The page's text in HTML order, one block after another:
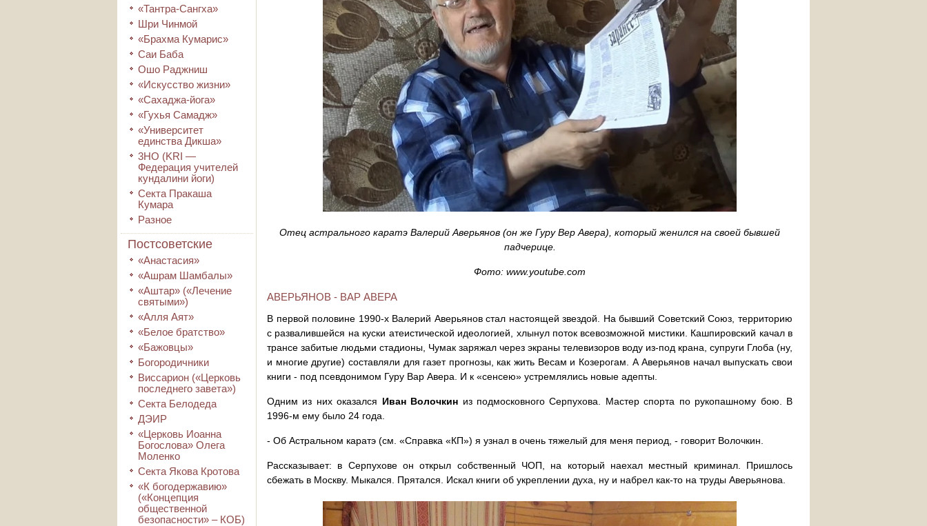
«Тантра-Сангха»
Шри Чинмой
«Брахма Кумарис»
Саи Баба
Ошо Раджниш
«Искусство жизни»
«Сахаджа-йога»
«Гухья Самадж»
«Университет
единства Дикша»
3HO (KRI ―
Федерация учителей
кундалини йоги)
Секта Пракаша
Кумара
Разное
Постсоветские
«Анастасия»
«Ашрам Шамбалы»
«Аштар» («Лечение
святыми»)
«Алля Аят»
«Белое братство»
«Бажовцы»
Богородичники
Виссарион («Церковь
последнего завета»)
Секта Белодеда
ДЭИР
«Церковь Иоанна
Богослова» Олега
Моленко
Секта Якова Кротова
«К богодержавию»
(«Концепция
общественной
безопасности» – КОБ)
Отец астрального каратэ Валерий Аверьянов (он же Гуру Вер Авера), который женился на своей бывшей
падчерице.
Фото: www.youtube.com
АВЕРЬЯНОВ - ВАР АВЕРА
В первой половине 1990-х Валерий Аверьянов стал настоящей звездой. На бывший Советский Союз, территорию
с развалившейся на куски атеистической идеологией, хлынул поток всевозможной мистики. Кашпировский качал в
трансе забитые людьми стадионы, Чумак заряжал через экраны телевизоров воду из-под крана, супруги Глоба (ну,
и многие другие) составляли для газет прогнозы, как жить Весам и Козерогам. А Аверьянов начал выпускать свои
книги - под псевдонимом Гуру Вар Авера. И к «сенсею» устремлялись новые адепты.
Одним из них оказался Иван Волочкин из подмосковного Серпухова. Мастер спорта по рукопашному бою. В
1996-м ему было 24 года.
- Об Астральном каратэ (см. «Справка «КП») я узнал в очень тяжелый для меня период, - говорит Волочкин.
Рассказывает: в Серпухове он открыл собственный ЧОП, на который наехал местный криминал. Пришлось
сбежать в Москву. Мыкался. Прятался. Искал книги об укреплении духа, ну и набрел как-то на труды Аверьянова.